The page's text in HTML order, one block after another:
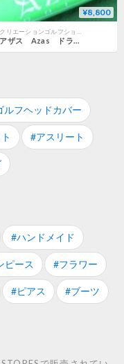
¥8,800
アザス Azas ドライバット アスリート
ルフヘッドカバー
#アスリート
#ハンドメイド
ピース #フラワー
#ピアス #ブーツ